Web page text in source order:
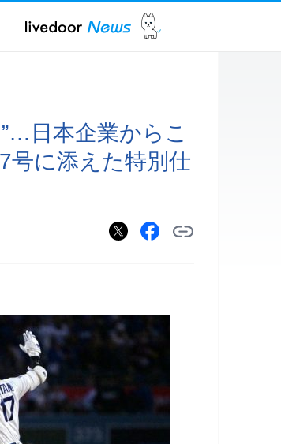
日本企業からこ
に添えた特別仕